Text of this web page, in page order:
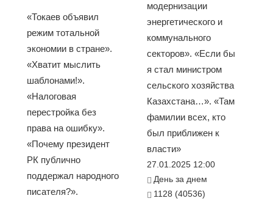
«Токаев объявил
режим тотальной
экономии в стране».
«Хватит мыслить
шаблонами!».
«Налоговая
перестройка без
права на ошибку».
«Почему президент
РК публично
поддержал народного
писателя?».
модернизации
энергетического и
коммунального
секторов». «Если бы
я стал министром
сельского хозяйства
Казахстана…». «Там
фамилии всех, кто
был приближен к
власти»
27.01.2025 12:00
День за днем
1128 (40536)